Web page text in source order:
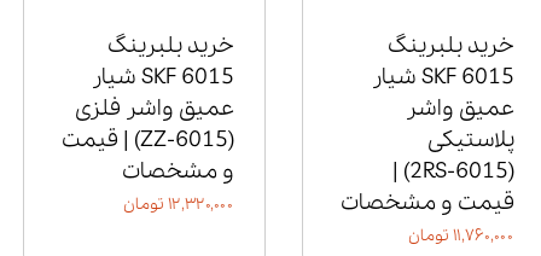
خرید بلبرینگ
6015 SKF شیار
عمیق واشر
پلاستیکی
(6015‑2RS) |
قیمت و مشخصات
۱۱,۷۶۰,۰۰۰ تومان
خرید بلبرینگ
6015 SKF شیار
عمیق واشر فلزی
(6015‑ZZ) | قیمت
و مشخصات
۱۲,۳۲۰,۰۰۰ تومان